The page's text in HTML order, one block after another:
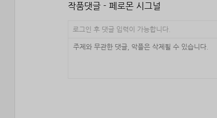
작품댓글 - 페로몬 시그널
로그인 후 댓글 입력이 가능합니다.